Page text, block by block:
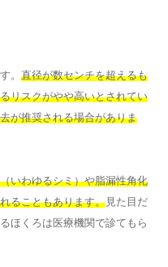
。 直径が数センチを超えるも
リスクがやや高いとされてい
が推奨される場合がありま
いわゆるシミ）や脂漏性角化
ることもあります。見た目だ
ほくろは医療機関で診てもら